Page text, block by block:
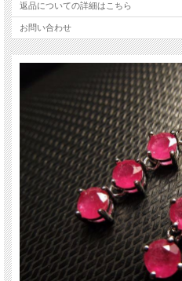
勝利を呼ぶ石
情熱を高める
生命力を高める
恋愛における積極性を高める
※商品画像はイメージです。お届けする
※バチカンのデザインは商品画像と異な
ください。
※サイズは目安です。 細かな誤差が出る
※天然石ですので細かなカケや凹み、歪
ます。
※天然石商品には色みや透明度に個体差
になるよう撮影を心がけておりますが、
される色みに差が出る場合があります。
関連キーワード
天然石 パワーストーン 海外直輸入 バイ
ィース 卸し 卸価格 実店舗 ハンドメイド
返品についての詳細はこちら
お問い合わせ